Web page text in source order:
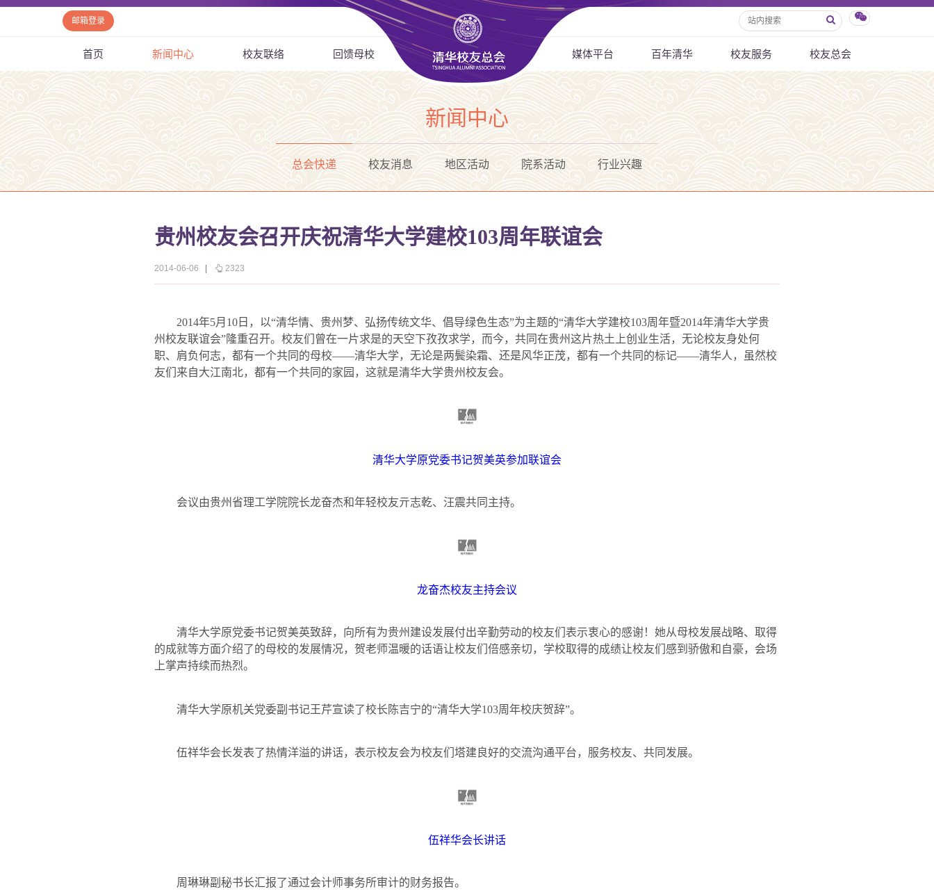
邮箱登录
首页 新闻中心 校友联络 回馈母校 媒体平台 百年清华 校友服务 校友总会
新闻中心
总会快递 校友消息 地区活动 院系活动 行业兴趣
贵州校友会召开庆祝清华大学建校103周年联谊会
2014-06-06 2323
2014年5月 10 日，以“清华情、贵州梦、弘扬传统文华、倡导绿色生态”为主题的“清华大学建校103周年暨2014年清华大学贵
州校友联谊会”隆重召开。校友们曾在一片求是的天空下孜孜求学，而今，共同在贵州这片热土上创业生活，无论校友身处何
职、肩负何志，都有一个共同的母校——清华大学，无论是两鬓染霜、还是风华正茂，都有一个共同的标记——清华人，虽然校
友们来自大江南北，都有一个共同的家园，这就是清华大学贵州校友会。
清华大学原党委书记贺美英参加联谊会
会议由贵州省理工学院院长龙奋杰和年轻校友亓志乾、汪震共同主持。
龙奋杰校友主持会议
清华大学原党委书记贺美英致辞，向所有为贵州建设发展付出辛勤劳动的校友们表示衷心的感谢！她从母校发展战略、取得
的成就等方面介绍了的母校的发展情况，贺老师温暖的话语让校友们倍感亲切，学校取得的成绩让校友们感到骄傲和自豪，会场
上掌声持续而热烈。
清华大学原机关党委副书记王芹宣读了校长陈吉宁的“清华大学103周年校庆贺辞”。
伍祥华会长发表了热情洋溢的讲话，表示校友会为校友们塔建良好的交流沟通平台，服务校友、共同发展。
伍祥华会长讲话
周琳琳副秘书长汇报了通过会计师事务所审计的财务报告。